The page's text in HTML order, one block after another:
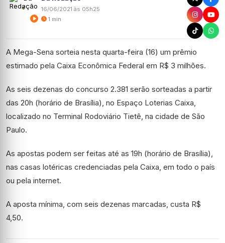
16/06/2021 às 05h25
1 min
A Mega-Sena sorteia nesta quarta-feira (16) um prêmio
estimado pela Caixa Econômica Federal em R$ 3 milhões.
As seis dezenas do concurso 2.381 serão sorteadas a partir
das 20h (horário de Brasília), no Espaço Loterias Caixa,
localizado no Terminal Rodoviário Tietê, na cidade de São
Paulo.
As apostas podem ser feitas até as 19h (horário de Brasília),
nas casas lotéricas credenciadas pela Caixa, em todo o país
ou pela internet.
A aposta mínima, com seis dezenas marcadas, custa R$
4,50.